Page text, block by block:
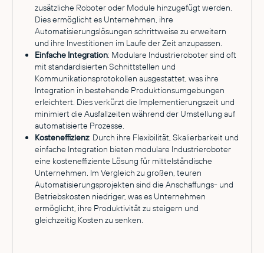
zusätzliche Roboter oder Module hinzugefügt werden.
Dies ermöglicht es Unternehmen, ihre
Automatisierungslösungen schrittweise zu erweitern
und ihre Investitionen im Laufe der Zeit anzupassen.
Einfache Integration: Modulare Industrieroboter sind oft
mit standardisierten Schnittstellen und
Kommunikationsprotokollen ausgestattet, was ihre
Integration in bestehende Produktionsumgebungen
erleichtert. Dies verkürzt die Implementierungszeit und
minimiert die Ausfallzeiten während der Umstellung auf
automatisierte Prozesse.
Kosteneffizienz: Durch ihre Flexibilität, Skalierbarkeit und
einfache Integration bieten modulare Industrieroboter
eine kosteneffiziente Lösung für mittelständische
Unternehmen. Im Vergleich zu großen, teuren
Automatisierungsprojekten sind die Anschaffungs- und
Betriebskosten niedriger, was es Unternehmen
ermöglicht, ihre Produktivität zu steigern und
gleichzeitig Kosten zu senken.